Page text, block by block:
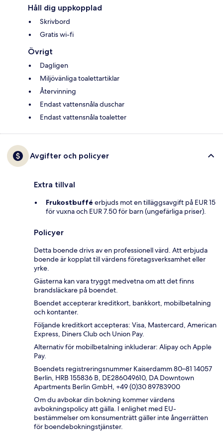
Håll dig uppkopplad
Skrivbord
Gratis wi-fi
Övrigt
Dagligen
Miljövänliga toalettartiklar
Återvinning
Endast vattensnåla duschar
Endast vattensnåla toaletter
Avgifter och policyer
Extra tillval
Frukostbuffé erbjuds mot en tilläggsavgift på EUR 15
för vuxna och EUR 7.50 för barn (ungefärliga priser).
Policyer
Detta boende drivs av en professionell värd. Att erbjuda
boende är kopplat till värdens företagsverksamhet eller
yrke.
Gästerna kan vara tryggt medvetna om att det finns
brandsläckare på boendet.
Boendet accepterar kreditkort, bankkort, mobilbetalning
och kontanter.
Följande kreditkort accepteras: Visa, Mastercard, American
Express, Diners Club och Union Pay.
Alternativ för mobilbetalning inkluderar: Alipay och Apple
Pay.
Boendets registreringsnummer Kaiserdamm 80–81 14057
Berlin, HRB 155836 B, DE286049610, DA Downtown
Apartments Berlin GmbH, +49 (0)30 89783900
Om du avbokar din bokning kommer värdens
avbokningspolicy att gälla. I enlighet med EU-
bestämmelser om konsumenträtt gäller inte ångerrätten
för boendebokningstjänster.